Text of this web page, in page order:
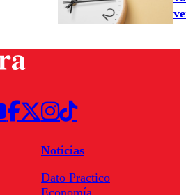
Noticias
Dato Practico
Economía